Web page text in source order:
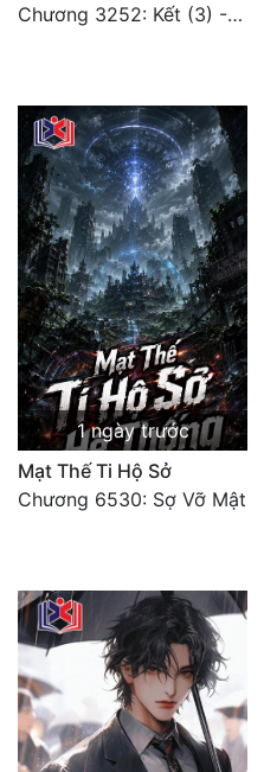
Chương 3252: Kết (3) - HẾT.
1 ngày trước
Mạt Thế Ti Hộ Sở
Chương 6530: Sợ Vỡ Mật